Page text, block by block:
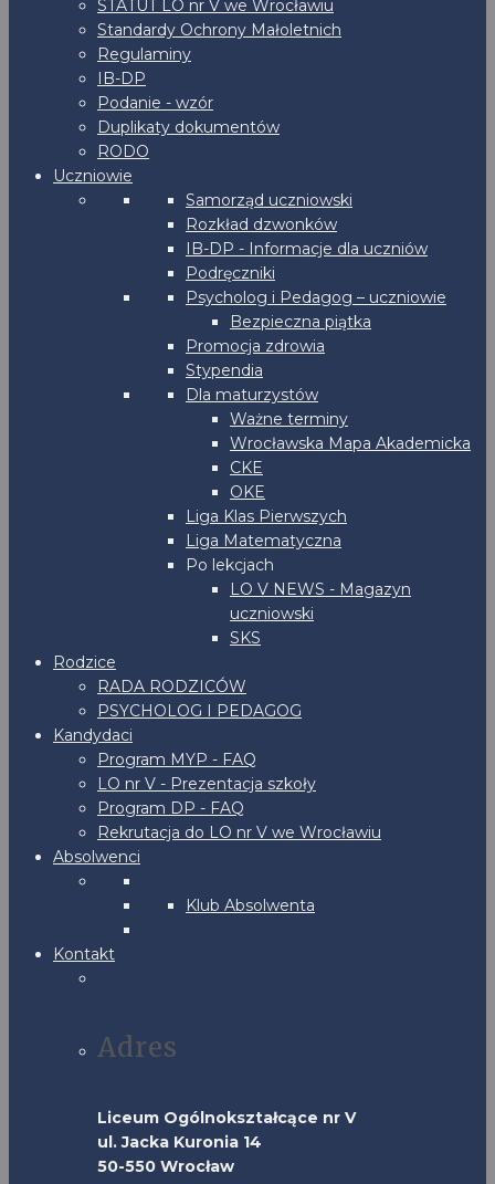
STATUT LO nr V we Wrocławiu
Standardy Ochrony Małoletnich
Regulaminy
IB-DP
Podanie - wzór
Duplikaty dokumentów
RODO
Uczniowie
Samorząd uczniowski
Rozkład dzwonków
IB-DP - Informacje dla uczniów
Podręczniki
Psycholog i Pedagog – uczniowie
Bezpieczna piątka
Promocja zdrowia
Stypendia
Dla maturzystów
Ważne terminy
Wrocławska Mapa Akademicka
CKE
OKE
Liga Klas Pierwszych
Liga Matematyczna
Po lekcjach
LO V NEWS - Magazyn
uczniowski
SKS
Rodzice
RADA RODZICÓW
PSYCHOLOG I PEDAGOG
Kandydaci
Program MYP - FAQ
LO nr V - Prezentacja szkoły
Program DP - FAQ
Rekrutacja do LO nr V we Wrocławiu
Absolwenci
Klub Absolwenta
Kontakt
Adres
Liceum Ogólnokształcące nr V
ul. Jacka Kuronia 14
50-550 Wrocław